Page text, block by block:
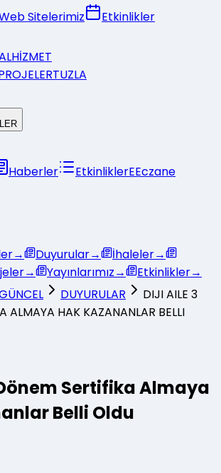
Sitelerimiz Etkinlikler
HİZMET
TUZLA
Haberler EtkinliklerEEczane
→ Duyurular→ İhaleler→
→ Yayınlarımız→ Etkinlikler→
DUYURULAR
DIJI AILE 3
ALMAYA HAK KAZANANLAR BELLI
Sertifika Almaya
Belli Oldu